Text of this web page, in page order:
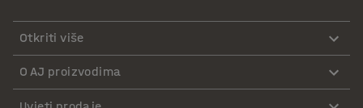
Otkriti više
O AJ proizvodima